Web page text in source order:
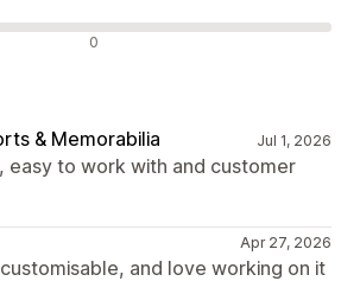
0
& Memorabilia Jul 1, 2026
easy to work with and customer
Apr 27, 2026
and love working on it